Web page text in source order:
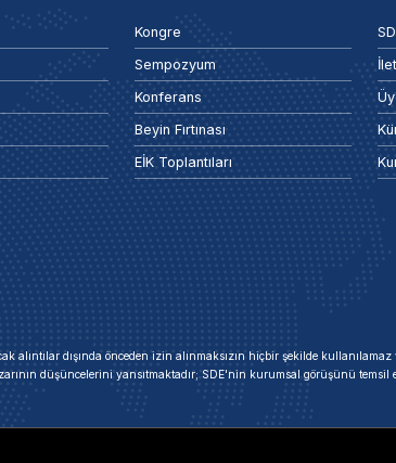
Kongre
Sempozyum
Konferans
Beyin Fırtınası
EİK Toplantıları
dışında önceden izin alınmaksızın hiçbir şekilde
düşüncelerini yansıtmaktadır; SDE'nin kurumsal görüşünü temsil